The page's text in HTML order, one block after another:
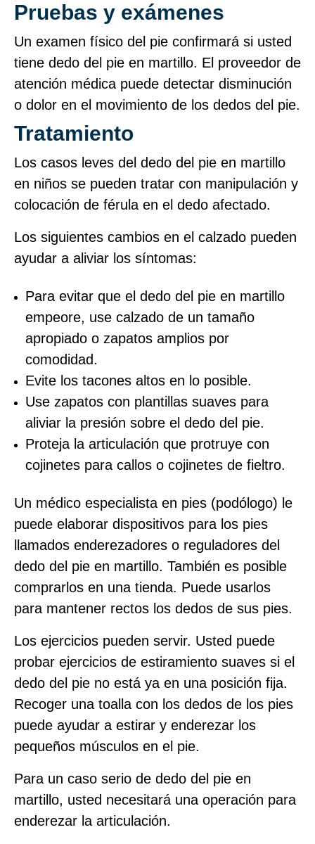
Pruebas y exámenes
Un examen físico del pie confirmará si usted
tiene dedo del pie en martillo. El proveedor de
atención médica puede detectar disminución
o dolor en el movimiento de los dedos del pie.
Tratamiento
Los casos leves del dedo del pie en martillo
en niños se pueden tratar con manipulación y
colocación de férula en el dedo afectado.
Los siguientes cambios en el calzado pueden
ayudar a aliviar los síntomas:
Para evitar que el dedo del pie en martillo
empeore, use calzado de un tamaño
apropiado o zapatos amplios por
comodidad.
Evite los tacones altos en lo posible.
Use zapatos con plantillas suaves para
aliviar la presión sobre el dedo del pie.
Proteja la articulación que protruye con
cojinetes para callos o cojinetes de fieltro.
Un médico especialista en pies (podólogo) le
puede elaborar dispositivos para los pies
llamados enderezadores o reguladores del
dedo del pie en martillo. También es posible
comprarlos en una tienda. Puede usarlos
para mantener rectos los dedos de sus pies.
Los ejercicios pueden servir. Usted puede
probar ejercicios de estiramiento suaves si el
dedo del pie no está ya en una posición fija.
Recoger una toalla con los dedos de los pies
puede ayudar a estirar y enderezar los
pequeños músculos en el pie.
Para un caso serio de dedo del pie en
martillo, usted necesitará una operación para
enderezar la articulación.